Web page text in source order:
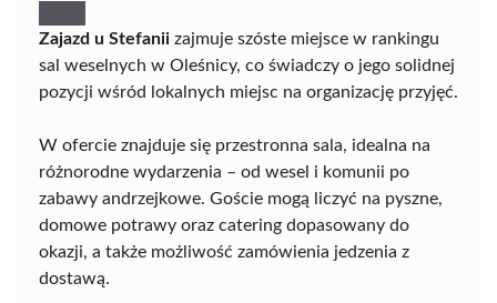
Zajazd u Stefanii zajmuje szóste miejsce w rankingu
sal weselnych w Oleśnicy, co świadczy o jego solidnej
pozycji wśród lokalnych miejsc na organizację przyjęć.
W ofercie znajduje się przestronna sala, idealna na
różnorodne wydarzenia – od wesel i komunii po
zabawy andrzejkowe. Goście mogą liczyć na pyszne,
domowe potrawy oraz catering dopasowany do
okazji, a także możliwość zamówienia jedzenia z
dostawą.